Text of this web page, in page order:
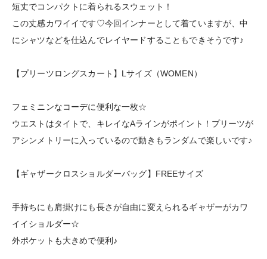
短丈でコンパクトに着られるスウェット！
この丈感カワイイです♡今回インナーとして着ていますが、中
にシャツなどを仕込んでレイヤードすることもできそうです♪
【プリーツロングスカート】Lサイズ（WOMEN）
フェミニンなコーデに便利な一枚☆
ウエストはタイトで、キレイなAラインがポイント！プリーツが
アシンメトリーに入っているので動きもランダムで楽しいです♪
【ギャザークロスショルダーバッグ】FREEサイズ
手持ちにも肩掛けにも長さが自由に変えられるギャザーがカワ
イイショルダー☆
外ポケットも大きめで便利♪